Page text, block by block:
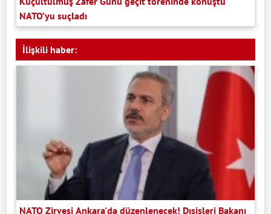
NATO’yu suçladı
İlişkili haber:
NATO Zirvesi Ankara'da düzenlenecek! Dışişleri Bakanı